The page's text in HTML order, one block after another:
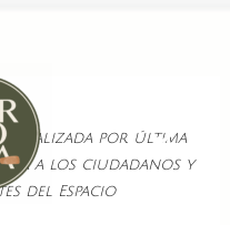
por última
a los ciudadanos y
del Espacio
protect